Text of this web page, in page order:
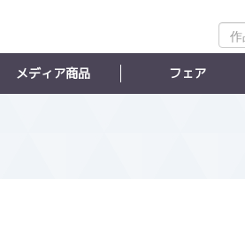
作
品
メディア商品 フェア